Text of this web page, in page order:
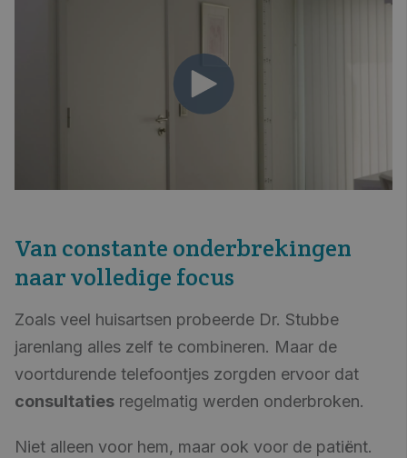
Van constante onderbrekingen
naar volledige focus
Zoals veel huisartsen probeerde Dr. Stubbe
jarenlang alles zelf te combineren. Maar de
voortdurende telefoontjes zorgden ervoor dat
consultaties regelmatig werden onderbroken.
Niet alleen voor hem, maar ook voor de patiënt.